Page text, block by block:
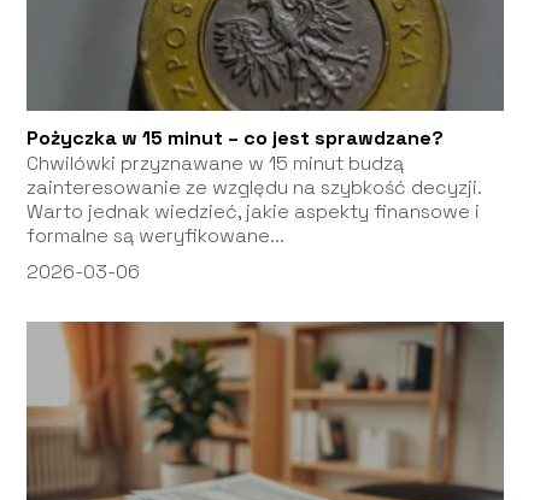
Pożyczka w 15 minut – co jest sprawdzane?
Chwilówki przyznawane w 15 minut budzą
zainteresowanie ze względu na szybkość decyzji.
Warto jednak wiedzieć, jakie aspekty finansowe i
formalne są weryfikowane...
2026-03-06